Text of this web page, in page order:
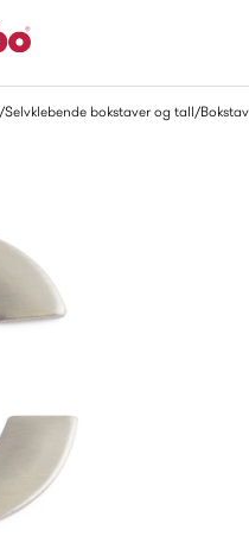
Selvklebende bokstaver og tall Bokstav